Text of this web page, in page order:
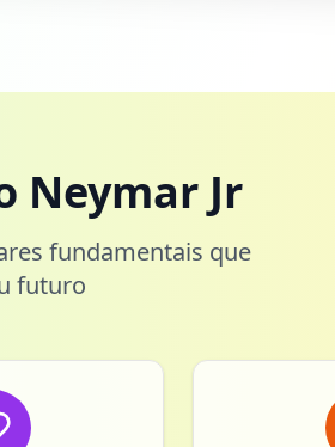
Neymar Jr
fundamentais que
futuro